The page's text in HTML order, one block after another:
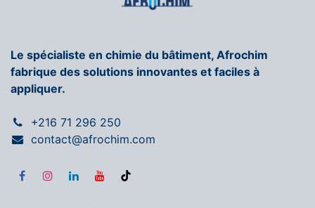
Le spécialiste en chimie du bâtiment, Afrochim
fabrique des solutions innovantes et faciles à
appliquer.
+216 71 296 250
contact@afrochim.com